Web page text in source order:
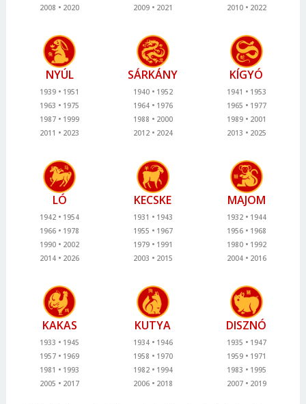
2008
2020
2009
2021
2010
2022
NYÚL
1939
1951
1963
1975
1987
1999
2011
2023
SÁRKÁNY
1940
1952
1964
1976
1988
2000
2012
2024
KÍGYÓ
1941
1953
1965
1977
1989
2001
2013
2025
LÓ
1942
1954
1966
1978
1990
2002
2014
2026
KECSKE
1931
1943
1955
1967
1979
1991
2003
2015
MAJOM
1932
1944
1956
1968
1980
1992
2004
2016
KAKAS
1933
1945
1957
1969
1981
1993
2005
2017
KUTYA
1934
1946
1958
1970
1982
1994
2006
2018
DISZNÓ
1935
1947
1959
1971
1983
1995
2007
2019